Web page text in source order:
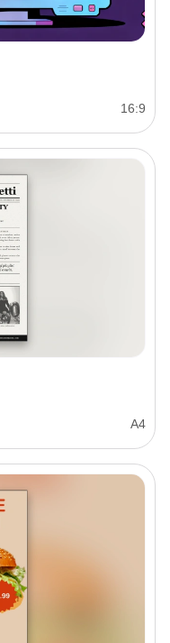
16:9
A4